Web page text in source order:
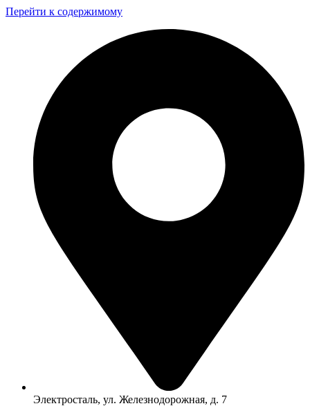
Перейти к содержимому
Электросталь, ул. Железнодорожная, д. 7